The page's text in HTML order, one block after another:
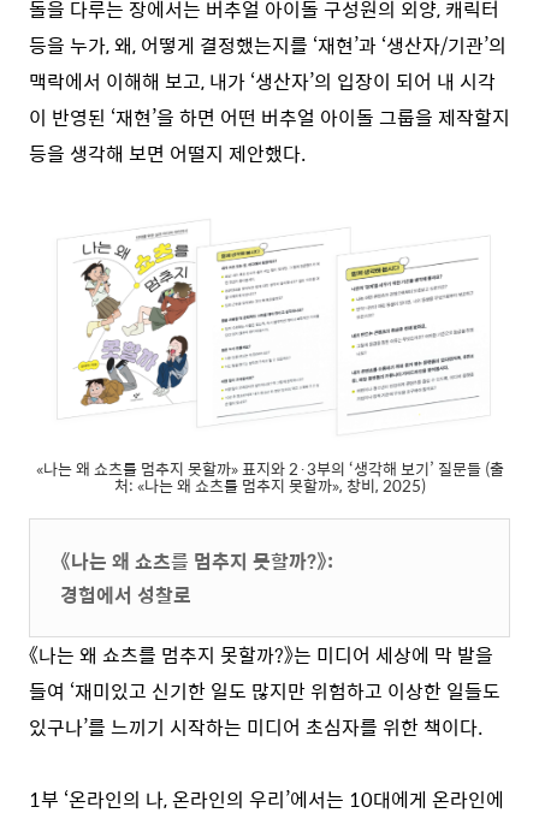
돌을 다루는 장에서는 버추얼 아이돌 구성원의 외양, 캐릭터
등을 누가, 왜, 어떻게 결정했는지를 ‘재현’과 ‘생산자/기관’의
맥락에서 이해해 보고, 내가 ‘생산자’의 입장이 되어 내 시각
이 반영된 ‘재현’을 하면 어떤 버추얼 아이돌 그룹을 제작할지
등을 생각해 보면 어떨지 제안했다.
«나는 왜 쇼츠를 멈추지 못할까» 표지와 2·3부의 ‘생각해 보기’ 질문들 (출
처: «나는 왜 쇼츠를 멈추지 못할까», 창비, 2025)
《나는 왜 쇼츠를 멈추지 못할까?》:
경험에서 성찰로
《나는 왜 쇼츠를 멈추지 못할까?》는 미디어 세상에 막 발을
들여 ‘재미있고 신기한 일도 많지만 위험하고 이상한 일들도
있구나’를 느끼기 시작하는 미디어 초심자를 위한 책이다.
1부 ‘온라인의 나, 온라인의 우리’에서는 10대에게 온라인에